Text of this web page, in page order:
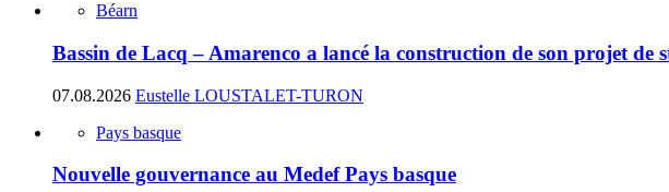
Béarn
Bassin de Lacq – Amarenco a lancé la construction de son projet de
07.08.2026 Eustelle LOUSTALET-TURON
Pays basque
Nouvelle gouvernance au Medef Pays basque